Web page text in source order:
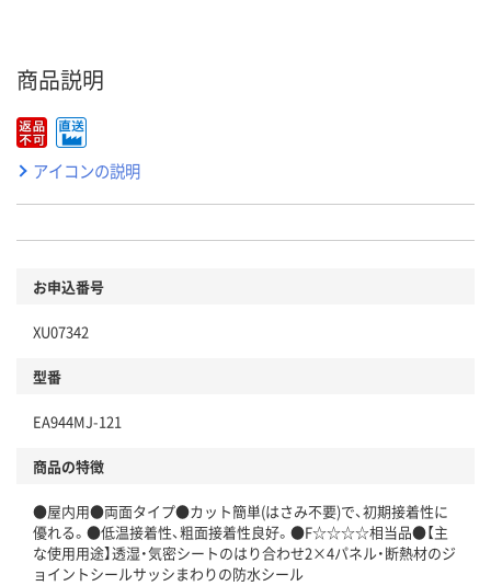
商品説明
アイコンの説明
お申込番号
XU07342
型番
EA944MJ-121
商品の特徴
●屋内用●両面タイプ●カット簡単(はさみ不要)で、初期接着性に
優れる。●低温接着性、粗面接着性良好。●F☆☆☆☆相当品●【主
な使用用途】透湿・気密シートのはり合わせ2×4パネル・断熱材のジ
ョイントシールサッシまわりの防水シール